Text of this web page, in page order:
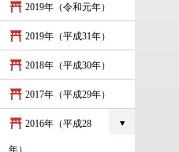
2019年（令和元年）
2019年（平成31年）
2018年（平成30年）
2017年（平成29年）
2016年（平成28
年）